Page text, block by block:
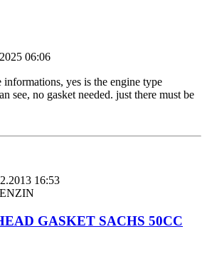
06:06
yes is the engine type
see, no gasket needed. just there must be
16:53
GASKET SACHS 50CC